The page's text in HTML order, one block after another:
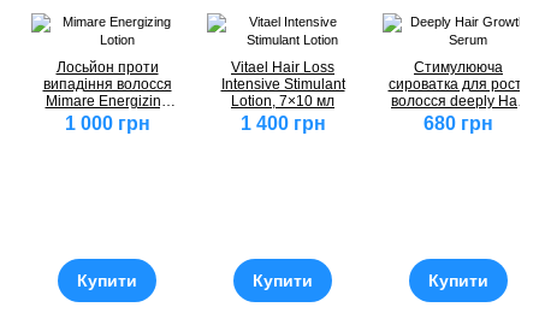
Лосьйон проти
випадіння волосся
Mimare Energizing
Lotion, 125 мл
1 000 грн
Купити
Vitael Hair Loss
Intensive Stimulant
Lotion, 7×10 мл
1 400 грн
Купити
Стимулююча
сироватка для росту
волосся deeply Hair
Growth Serum
680 грн
Купити